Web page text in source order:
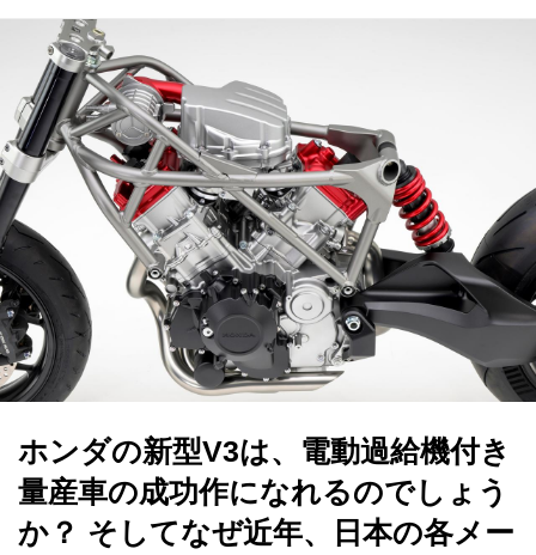
ホンダの新型V3は、電動過給機付き
量産車の成功作になれるのでしょう
か？ そしてなぜ近年、日本の各メー